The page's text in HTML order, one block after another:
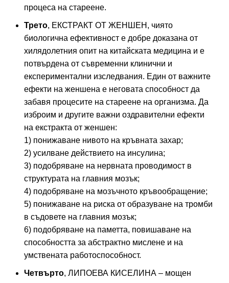
процеса на стареене.
Трето, ЕКСТРАКТ ОТ ЖЕНШЕН, чиято
биологична ефективност е добре доказана от
хилядолетния опит на китайската медицина и е
потвърдена от съвременни клинични и
експериментални изследвания. Един от важните
ефекти на женшена е неговата способност да
забавя процесите на стареене на организма. Да
изброим и другите важни оздравителни ефекти
на екстракта от женшен:
1) понижаване нивото на кръвната захар;
2) усилване действието на инсулина;
3) подобряване на нервната проводимост в
структурата на главния мозък;
4) подобряване на мозъчното кръвообращение;
5) понижаване на риска от образуване на тромби
в съдовете на главния мозък;
6) подобряване на паметта, повишаване на
способността за абстрактно мислене и на
умствената работоспособност.
Четвърто, ЛИПОЕВА КИСЕЛИНА – мощен